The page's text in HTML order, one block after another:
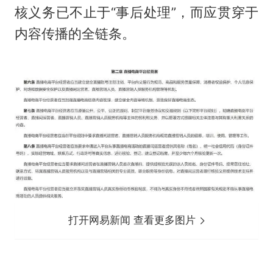
核义务已不止于“事后处理”，而应贯穿于
内容传播的全链条。
打开网易新闻 查看更多图片